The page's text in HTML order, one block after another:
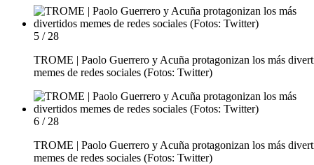
5 / 28
TROME | Paolo Guerrero y Acuña protagonizan los más
memes de redes sociales (Fotos: Twitter)
6 / 28
TROME | Paolo Guerrero y Acuña protagonizan los más
memes de redes sociales (Fotos: Twitter)